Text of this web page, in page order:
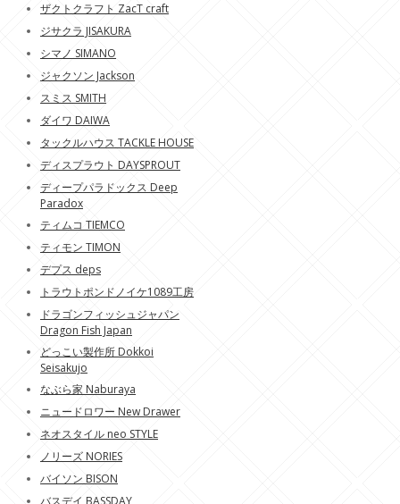
ザクトクラフト ZacT craft
ジサクラ JISAKURA
シマノ SIMANO
ジャクソン Jackson
スミス SMITH
ダイワ DAIWA
タックルハウス TACKLE HOUSE
ディスプラウト DAYSPROUT
ディープパラドックス Deep
Paradox
ティムコ TIEMCO
ティモン TIMON
デプス deps
トラウトポンドノイケ1089工房
ドラゴンフィッシュジャパン
Dragon Fish Japan
どっこい製作所 Dokkoi
Seisakujo
なぶら家 Naburaya
ニュードロワー New Drawer
ネオスタイル neo STYLE
ノリーズ NORIES
バイソン BISON
バスデイ BASSDAY